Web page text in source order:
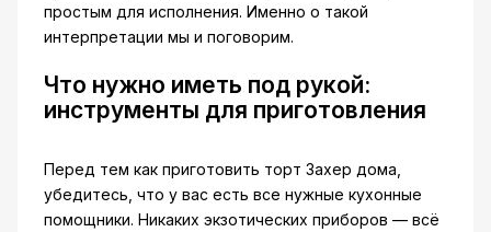
простым для исполнения. Именно о такой
интерпретации мы и поговорим.
Что нужно иметь под рукой:
инструменты для приготовления
Перед тем как приготовить торт Захер дома,
убедитесь, что у вас есть все нужные кухонные
помощники. Никаких экзотических приборов — всё